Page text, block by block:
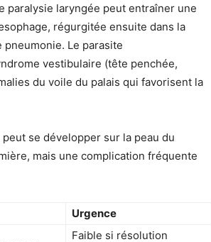
paralysie laryngée peut entraîner une
régurgitée ensuite dans la
pneumonie. Le parasite
vestibulaire (tête penchée,
du voile du palais qui favorisent la
se développer sur la peau du
mais une complication fréquente
Urgence
Faible si résolution